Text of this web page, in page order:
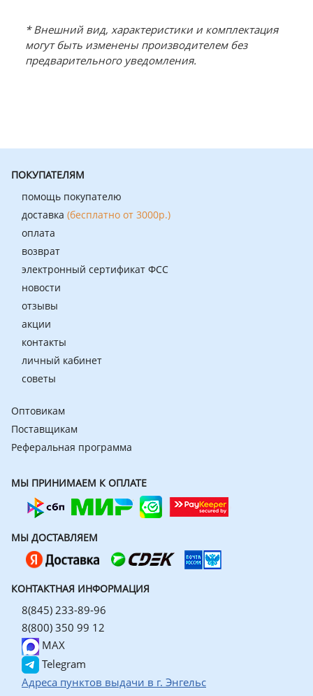
* Внешний вид, характеристики и комплектация
могут быть изменены производителем без
предварительного уведомления.
ПОКУПАТЕЛЯМ
помощь покупателю
доставка (бесплатно от 3000р.)
оплата
возврат
электронный сертификат ФСС
новости
отзывы
акции
контакты
личный кабинет
советы
Оптовикам
Поставщикам
Реферальная программа
МЫ ПРИНИМАЕМ К ОПЛАТЕ
МЫ ДОСТАВЛЯЕМ
КОНТАКТНАЯ ИНФОРМАЦИЯ
8(845) 233-89-96
8(800) 350 99 12
MAX
Telegram
Адреса пунктов выдачи в г. Энгельс